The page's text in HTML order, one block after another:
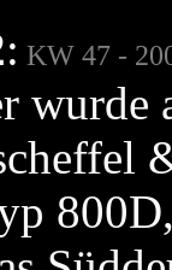
: KW 47 -
wurde